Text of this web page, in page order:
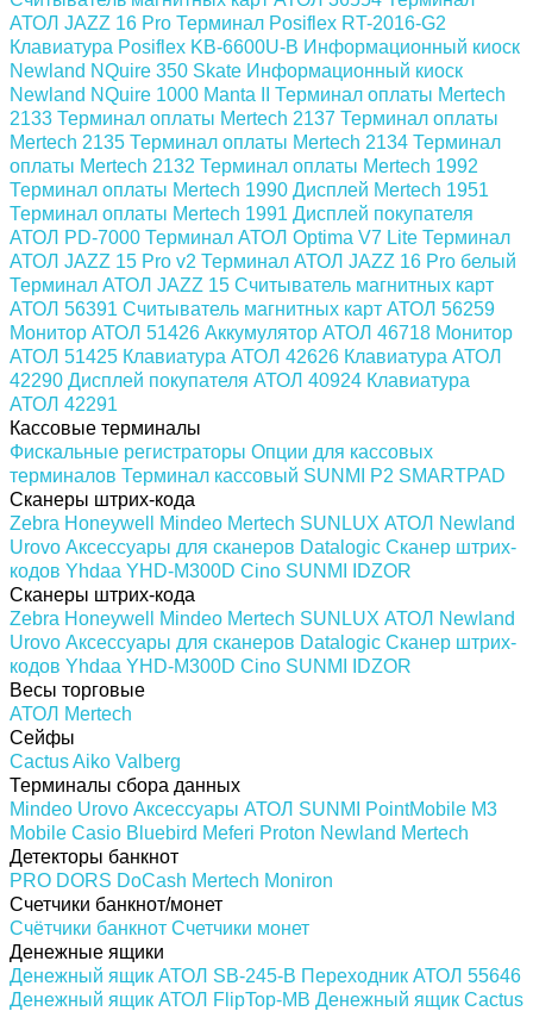
АТОЛ JAZZ 16 Pro Терминал Posiflex RT-2016-G2
Клавиатура Posiflex KB-6600U-B Информационный киоск
Newland NQuire 350 Skate Информационный киоск
Newland NQuire 1000 Manta II
Терминал оплаты Mertech
2133 Терминал оплаты Mertech 2137 Терминал оплаты
Mertech 2135 Терминал оплаты Mertech 2134 Терминал
оплаты Mertech 2132 Терминал оплаты Mertech 1992
Терминал оплаты Mertech 1990 Дисплей Mertech 1951
Терминал оплаты Mertech 1991 Дисплей покупателя
АТОЛ PD-7000 Терминал АТОЛ Optima V7 Lite Терминал
АТОЛ JAZZ 15 Pro v2 Терминал АТОЛ JAZZ 16 Pro белый
Терминал АТОЛ JAZZ 15 Считыватель магнитных карт
АТОЛ 56391 Считыватель магнитных карт АТОЛ 56259
Монитор АТОЛ 51426 Аккумулятор АТОЛ 46718 Монитор
АТОЛ 51425 Клавиатура АТОЛ 42626 Клавиатура АТОЛ
42290 Дисплей покупателя АТОЛ 40924 Клавиатура
АТОЛ 42291
Кассовые терминалы
Фискальные регистраторы Опции для кассовых
терминалов Терминал кассовый SUNMI P2 SMARTPAD
Сканеры штрих-кода
Zebra Honeywell Mindeo Mertech SUNLUX АТОЛ Newland
Urovo Аксессуары для сканеров Datalogic Сканер штрих-
кодов Yhdaa YHD-M300D Cino SUNMI
IDZOR
Сканеры штрих-кода
Zebra Honeywell Mindeo Mertech SUNLUX АТОЛ Newland
Urovo Аксессуары для сканеров Datalogic Сканер штрих-
кодов Yhdaa YHD-M300D Cino SUNMI
IDZOR
Весы торговые
АТОЛ Mertech
Сейфы
CactusAiko Valberg
Терминалы сбора данных
Mindeo Urovo Аксессуары АТОЛ SUNMI PointMobile M3
Mobile Casio Bluebird Meferi Proton Newland Mertech
Детекторы банкнот
PRO DORS DoCash Mertech Moniron
Счетчики банкнот/монет
Счётчики банкнот Счетчики монет
Денежные ящики
Денежный ящик АТОЛ SB-245-B Переходник АТОЛ 55646
Денежный ящик АТОЛ FlipTop-MB Денежный ящик Cactus